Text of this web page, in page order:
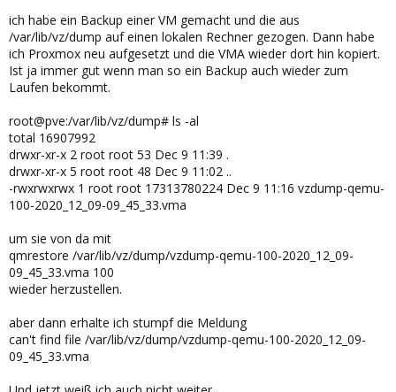
ich habe ein Backup einer VM gemacht und die aus
/var/lib/vz/dump auf einen lokalen Rechner gezogen. Dann habe
ich Proxmox neu aufgesetzt und die VMA wieder dort hin kopiert.
Ist ja immer gut wenn man so ein Backup auch wieder zum
Laufen bekommt.
root@pve:/var/lib/vz/dump# ls -al
total 16907992
drwxr-xr-x 2 root root 53 Dec 9 11:39 .
drwxr-xr-x 5 root root 48 Dec 9 11:02 ..
-rwxrwxrwx 1 root root 17313780224 Dec 9 11:16 vzdump-qemu-
100-2020_12_09-09_45_33.vma
um sie von da mit
qmrestore /var/lib/vz/dump/vzdump-qemu-100-2020_12_09-
09_45_33.vma 100
wieder herzustellen.
aber dann erhalte ich stumpf die Meldung
can't find file /var/lib/vz/dump/vzdump-qemu-100-2020_12_09-
09_45_33.vma